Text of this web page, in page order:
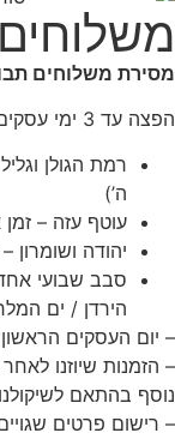
מסירת משלוחים
הפצה עד 3 ימי עסקים מאישור בכל אזורי הארץ למעט:
ה’)
עוטף עזה – זמן אספקה תוך
יהודה ושומרון –
סבב שבועי
הירדן / ים
– יום העסקים
נוסף בהתאם
– רישום פרטים